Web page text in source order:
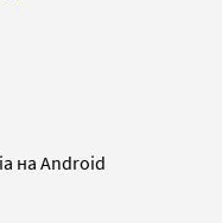
на Android